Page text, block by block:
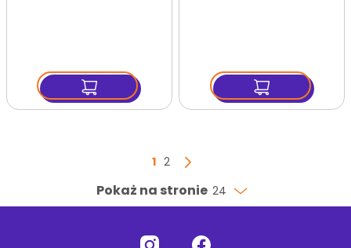
Strona
Aktualnie czytasz stronę
1 Strona
2
Pokaż na stronie 24